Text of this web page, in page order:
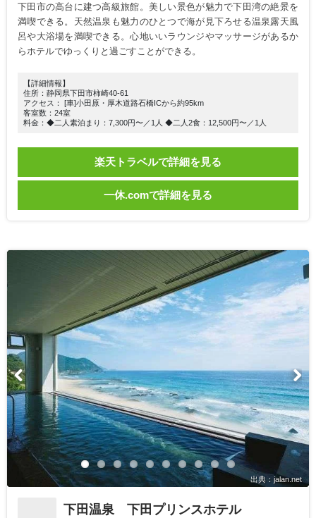
下田市の高台に建つ高級旅館。美しい景色が魅力で下田湾の絶景を
満喫できる。天然温泉も魅力のひとつで海が見下ろせる温泉露天風
呂や大浴場を満喫できる。心地いいラウンジやマッサージがあるか
らホテルでゆっくりと過ごすことができる。
【詳細情報】
住所：静岡県下田市柿崎40-61
アクセス： [車]小田原・厚木道路石橋ICから約95km
客室数：24室
料金：◆二人素泊まり：7,300円〜／1人 ◆二人2食：12,500円〜／1人
楽天トラベルで詳細を見る
一休.comで詳細を見る
出典：jalan.net
下田温泉 下田プリンスホテル